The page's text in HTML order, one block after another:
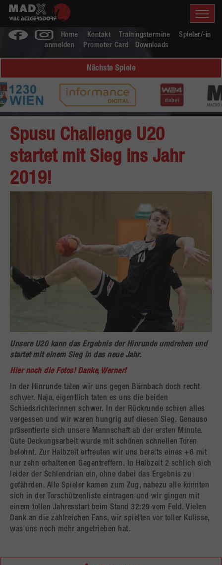
Home Kontakt Trainingstermine
Spieler/-in
anmelden
Promoter Card Downloads
Nächste Spiele
Spusu Challenge U20
startet mit Sieg ins Jahr
2019!
Unsere U20 kann das Ergebnis der Hinrunde umdrehen und
startet mit einem Sieg in das neue Jahr.
Hier noch die Fotos! Danke, Werner!
In der Hinrunde taten wir uns gegen Bärnbach doch recht
schwer. Naja, eigentlich taten es uns die beiden
Schiedsrichterinnen schwer. In der Rückrunde schien alles
vergessen und wir waren hungrig auf diesen Sieg. Genauso
präsentierte sich unsere Mannschaft ab der ersten Minute.
Gute Deckungsarbeit wurde mit schönen schnellen Toren
belohnt. Zur Halbzeit erfreuten wir uns bereits eines +6 mit
nur zehn erhaltenen Gegentreffern. In Halbzeit 2 schlich sich
leider der Schlendrian ein, ohne dabei das Ergebnis zu
gefährden. Alle Spieler kamen zum Zug, nahezu alle konnten
sich in der Torschützenliste eintragen und wir gingen mit
einem tollen Jahresstart beim Stand 32:29 vom Feld. Vielen
Dank an die zahlreichen Fans, wir spielten vor toller Kulisse,
was uns noch mehr angetrieben hat.